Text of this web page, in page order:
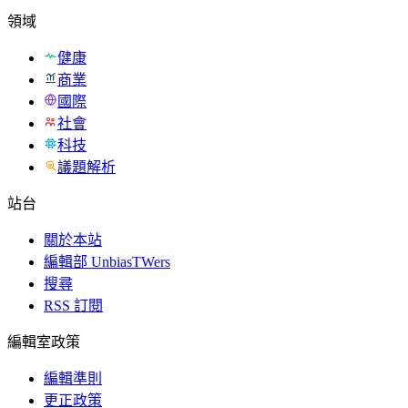
領域
健康
商業
國際
社會
科技
議題解析
站台
關於本站
編輯部 UnbiasTWers
搜尋
RSS 訂閱
編輯室政策
編輯準則
更正政策